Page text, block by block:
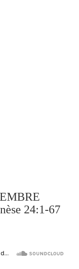
24:1-67